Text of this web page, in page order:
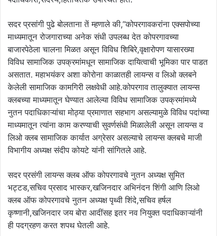
सदर प्रसांगी पुढे बोलताना तें म्हणाले की,”कोपरगावकरांना एक्सपोच्या
माध्यमातून रोजगाराच्या अनेक संधी उपलब्ध देत कोपरगावच्या
बाजारपेठेला चालना मिळत असून विविध शिबिरे,वृक्षारोपण यासारख्या
विविध सामाजिक उपक्रमांमधून सामाजिक दायित्वाची भूमिका पार पाडत
असतात. महाभयंकर अशा कोरोना काळातही लायन्स व लिओ क्लबने
केलेली सामाजिक कामगिरी लक्षवेधी आहे.कोपरगाव तालुक्यात लायन्स
क्लबच्या माध्यमातून घेण्यात आलेल्या विविध सामाजिक उपक्रमांमध्ये
नुतन पदाधिकाऱ्यांचा मोठ्या प्रमाणात सहभाग असल्यामुळे विविध पदांच्या
माध्यमातून त्यांना काम करण्याची सुवर्णसंधी मिळालेली असून लायन्स व
लिओ क्लब सामाजिक कार्यात अग्रेसर असल्याचे लायन्स क्लबचे माजी
विभागीय अध्यक्ष संदीप कोयटे यांनी सांगितले आहे.
सदर प्रसंगी लायन्स क्लब ऑफ कोपरगावचे नुतन अध्यक्ष सुमित
भट्टड,सचिव प्रसाद भास्कर,खजिनदार अभिनंदन शिंगी आणि लिओ
क्लब ऑफ कोपरगावचे नुतन अध्यक्ष पृथ्वी शिंदे,सचिव हर्षल
कृष्णानी,खजिनदार जय बोरा आदींसह इतर नव नियुक्त पदाधिकाऱ्यांनी
ही पदग्रहण करत शपथ घेतली आहे.